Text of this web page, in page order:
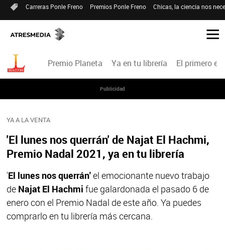
Carreras Ponle Freno Premios Ponle Freno Chicas, la ciencia nos
Premio Planeta Ya en tu librería El primero en
Publicidad
YA A LA VENTA
'El lunes nos querrán' de Najat El Hachmi,
Premio Nadal 2021, ya en tu librería
'El lunes nos querrán'el emocionante nuevo trabajo
de Najat El Hachmi fue galardonada el pasado 6 de
enero con el Premio Nadal de este año. Ya puedes
comprarlo en tu librería más cercana.